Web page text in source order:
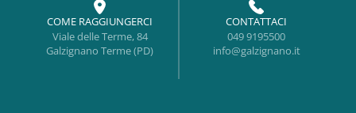
COME RAGGIUNGERCI
Viale delle Terme, 84
Galzignano Terme (PD)
CONTATTACI
049 9195500
info@galzignano.it